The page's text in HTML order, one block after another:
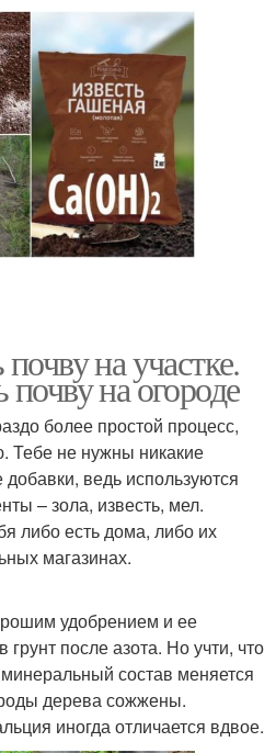
на участке.
на огороде
более простой процесс,
Тебе не нужны никакие
ведь используются
– зола, известь, мел.
либо есть дома, либо их
магазинах.
удобрением и ее
после азота. Но учти, что
состав меняется
дерева сожжены.
иногда отличается вдвое.